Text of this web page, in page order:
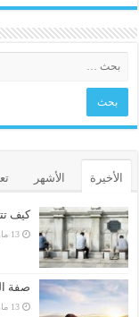
الأخيرة الأشهر
كيف
13 مارس، 2026
صفة
13 مارس، 2026